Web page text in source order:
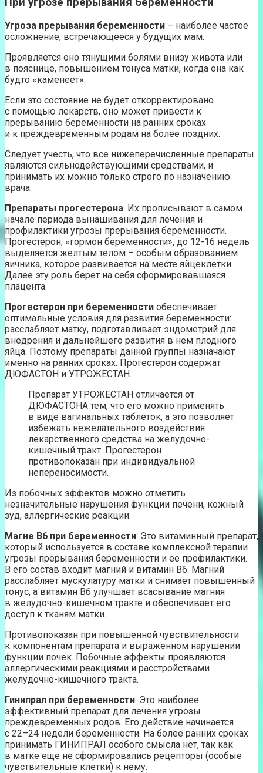
Угроза прерывания беременности – наиболее частое
осложнение, встречающееся у будущих мам.
Проявляется оно тянущими болями внизу живота или
в пояснице, повышением тонуса матки, когда она как
будто «каменеет».
Если это состояние не будет откорректировано
с помощью лекарств, оно может привести к
прерыванию беременности на ранних сроках
и к преждевременным родам на более поздних.
Следует учесть, что все нижеперечисленные препараты
являются сильнодействующими средствами, и
принимать их можно только строго по назначению
врача.
Препараты прогестерона. Их прописывают в самом
начале периода вынашивания для лечения и
профилактики угрозы прерывания беременности.
Прогестерон, «гормон беременности», до 12-16 недель
выделяется желтым телом – особым образованием
яичника, которое развивается на месте яйцеклетки.
Далее эту роль берет на себя сформировавшаяся
плацента.
Прогестерон при беременности обеспечивает
оптимальные условия для развития беременности:
расслабляет матку, подготавливает эндометрий для
внедрения и дальнейшего развития в нем плодного
яйца. Поэтому препараты данной группы назначают
именно на ранних сроках. Прогестерон содержат
ДЮФАСТОН и УТРОЖЕСТАН.
Препарат УТРОЖЕСТАН отличается от
ДЮФАСТОНА тем, что его можно применять
в виде вагинальных таблеток, а это позволяет
избежать нежелательного воздействия
лекарственного средства на желудочно-
кишечный тракт. Прогестерон
противопоказан при индивидуальной
непереносимости.
Из побочных эффектов можно отметить
незначительные нарушения функции печени, кожный
зуд, аллергические реакции.
Магне В6 при беременности. Это витаминный препарат,
который используется в составе комплексной терапии
угрозы прерывания беременности и ее профилактики.
В его состав входит магний и витамин В6. Магний
расслабляет мускулатуру матки и снимает повышенный
тонус, а витамин В6 улучшает всасывание магния
в желудочно-кишечном тракте и обеспечивает его
доступ к тканям матки.
Противопоказан при повышенной чувствительности
к компонентам препарата и выраженном нарушении
функции почек. Побочные эффекты проявляются
аллергическими реакциями и расстройствами
желудочно-кишечного тракта.
Гинипрал при беременности. Это наиболее
эффективный препарат для лечения угрозы
преждевременных родов. Его действие начинается
с 22–24 недели беременности. На более ранних сроках
принимать ГИНИПРАЛ особого смысла нет, так как
в матке еще не сформировались рецепторы (особые
чувствительные клетки) к нему.